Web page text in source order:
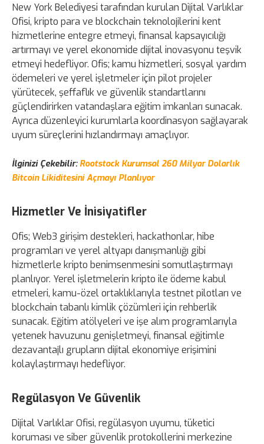
New York Belediyesi tarafından kurulan Dijital Varlıklar
Ofisi, kripto para ve blockchain teknolojilerini kent
hizmetlerine entegre etmeyi, finansal kapsayıcılığı
artırmayı ve yerel ekonomide dijital inovasyonu teşvik
etmeyi hedefliyor. Ofis; kamu hizmetleri, sosyal yardım
ödemeleri ve yerel işletmeler için pilot projeler
yürütecek, şeffaflık ve güvenlik standartlarını
güçlendirirken vatandaşlara eğitim imkanları sunacak.
Ayrıca düzenleyici kurumlarla koordinasyon sağlayarak
uyum süreçlerini hızlandırmayı amaçlıyor.
İlginizi Çekebilir: Rootstock Kurumsal 260 Milyar Dolarlık
Bitcoin Likiditesini Açmayı Planlıyor
Hizmetler Ve İnisiyatifler
Ofis; Web3 girişim destekleri, hackathonlar, hibe
programları ve yerel altyapı danışmanlığı gibi
hizmetlerle kripto benimsenmesini somutlaştırmayı
planlıyor. Yerel işletmelerin kripto ile ödeme kabul
etmeleri, kamu-özel ortaklıklarıyla testnet pilotları ve
blockchain tabanlı kimlik çözümleri için rehberlik
sunacak. Eğitim atölyeleri ve işe alım programlarıyla
yetenek havuzunu genişletmeyi, finansal eğitimle
dezavantajlı grupların dijital ekonomiye erişimini
kolaylaştırmayı hedefliyor.
Regülasyon Ve Güvenlik
Dijital Varlıklar Ofisi, regülasyon uyumu, tüketici
koruması ve siber güvenlik protokollerini merkezine